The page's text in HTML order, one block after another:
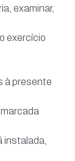
examinar,
exercício
à presente